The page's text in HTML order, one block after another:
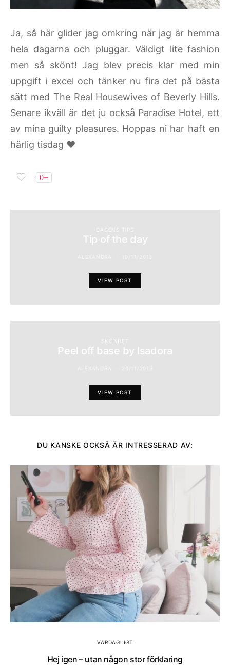
Ja, så här glider jag omkring när jag är hemma
hela dagarna och pluggar. Väldigt lite fashion
men så skönt! Jag blev precis klar med min
uppgift i excel och tänker nu fira det på bästa
sätt med The Real Housewives of Beverly Hills.
Senare ikväll är det ju också Paradise Hotel, ett
av mina guilty pleasures. Hoppas ni har haft en
härlig tisdag ♥
0+
DAGENS TIPS
Tip of the day
VIEW POST
SKÖNHET
Peel off base by Isadora
VIEW POST
DU KANSKE OCKSÅ ÄR INTRESSERAD AV:
VARDAGLIGT
Hej igen – utan någon stor förklaring